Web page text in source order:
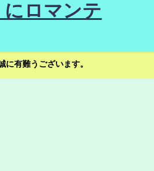
ロマンテ
有難うございます。